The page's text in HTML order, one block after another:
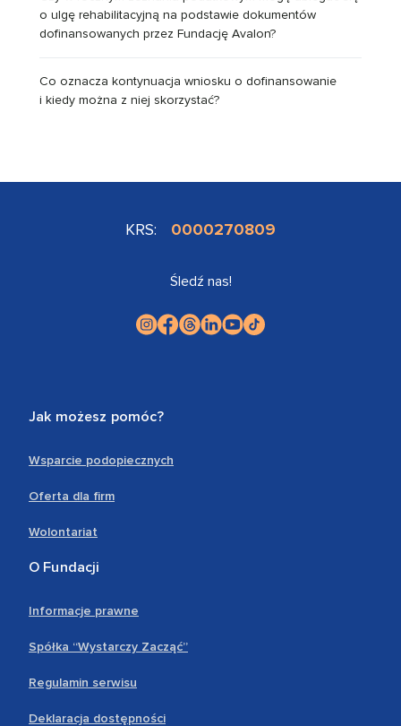
o ulgę rehabilitacyjną na podstawie dokumentów
dofinansowanych przez Fundację Avalon?
Co oznacza kontynuacja wniosku o dofinansowanie
i kiedy można z niej skorzystać?
KRS: 0000270809
Śledź nas!
Jak możesz pomóc?
Wsparcie podopiecznych
Oferta dla firm
Wolontariat
O Fundacji
Informacje prawne
Spółka “Wystarczy Zacząć”
Regulamin serwisu
Deklaracja dostępności